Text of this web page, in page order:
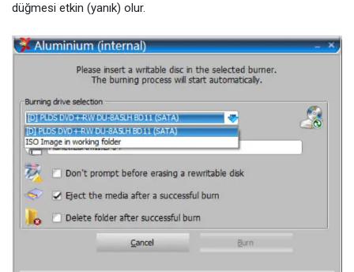
düğmesi etkin (yanık) olur.